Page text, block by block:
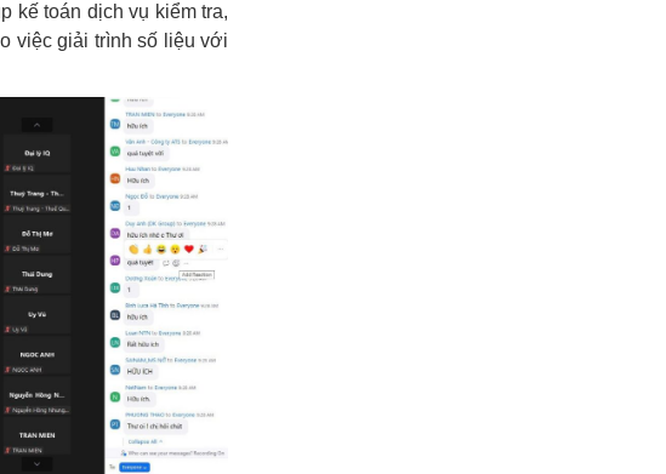
kế toán dịch vụ kiểm tra,
việc giải trình số liệu với